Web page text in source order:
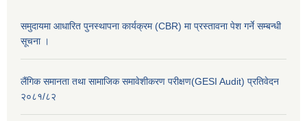
समुदायमा आधारित पुनस्थापना कार्यक्रम (CBR) मा प्रस्तावना पेश गर्ने सम्बन्धी
सूचना ।
लैंगिक समानता तथा सामाजिक समावेशीकरण परीक्षण(GESI Audit) प्रतिवेदन
२०८१/८२